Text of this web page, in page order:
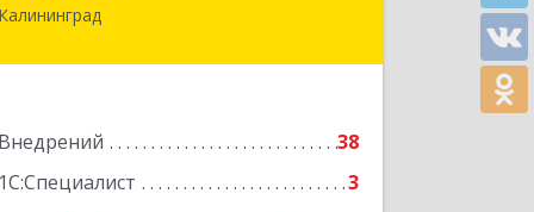
Калининград
Внедрений
38
1С:Специалист
3
236016, Калининградская обл,
Подробнее